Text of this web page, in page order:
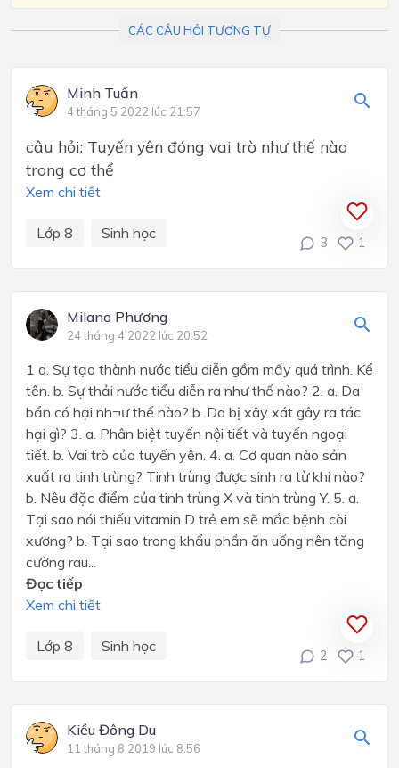
CÁC CÂU HỎI TƯƠNG TỰ
Minh Tuấn
4 tháng 5 2022 lúc 21:57
câu hỏi: Tuyến yên đóng vai trò như thế nào
trong cơ thể
Xem chi tiết
Lớp 8 Sinh học
3 1
Milano Phương
24 tháng 4 2022 lúc 20:52
1 a. Sự tạo thành nước tiểu diễn gồm mấy quá trình. Kể
tên. b. Sự thải nước tiểu diễn ra như thế nào? 2. a. Da
bẩn có hại nh¬ư thế nào? b. Da bị xây xát gây ra tác
hại gì? 3. a. Phân biệt tuyến nội tiết và tuyến ngoại
tiết. b. Vai trò của tuyến yên. 4. a. Cơ quan nào sản
xuất ra tinh trùng? Tinh trùng được sinh ra từ khi nào?
b. Nêu đặc điểm của tinh trùng X và tinh trùng Y. 5. a.
Tại sao nói thiếu vitamin D trẻ em sẽ mắc bệnh còi
xương? b. Tại sao trong khẩu phần ăn uống nên tăng
cường rau...
Đọc tiếp
Xem chi tiết
Lớp 8 Sinh học
2 1
Kiều Đông Du
11 tháng 8 2019 lúc 8:56